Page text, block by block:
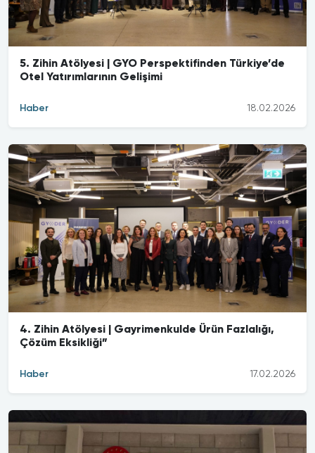
5. Zihin Atölyesi | GYO Perspektifinden Türkiye’de
Otel Yatırımlarının Gelişimi
Haber 18.02.2026
4. Zihin Atölyesi | Gayrimenkulde Ürün Fazlalığı,
Çözüm Eksikliği”
Haber 17.02.2026